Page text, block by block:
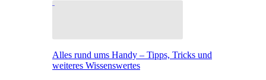
Alles rund ums Handy – Tipps, Tricks und
weiteres Wissenswertes